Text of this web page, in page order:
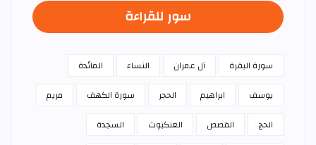
سور للقراءة
سورة البقرة آل عمران النساء
المائدة
يوسف
ابراهيم الحجر سورة الكهف
مريم
الحج
القصص العنكبوت
السجدة